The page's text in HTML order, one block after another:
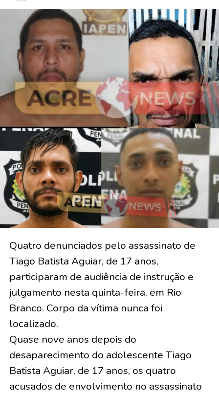
Quatro denunciados pelo assassinato de
Tiago Batista Aguiar, de 17 anos,
participaram de audiência de instrução e
julgamento nesta quinta-feira, em Rio
Branco. Corpo da vítima nunca foi
localizado.
Quase nove anos depois do
desaparecimento do adolescente Tiago
Batista Aguiar, de 17 anos, os quatro
acusados de envolvimento no assassinato